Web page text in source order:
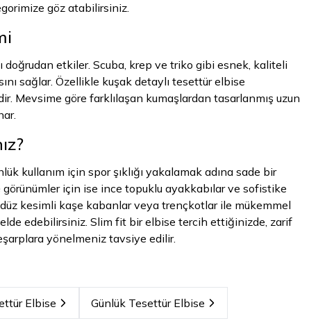
göz atabilirsiniz.
doğrudan etkiler. Scuba, krep ve triko gibi esnek, kaliteli
sağlar. Özellikle kuşak detaylı tesettür elbise
Mevsime göre farklılaşan kumaşlardan tasarlanmış uzun
kullanım için spor şıklığı yakalamak adına sade bir
için ise ince topuklu ayakkabılar ve sofistike
kesimli kaşe kabanlar veya trençkotlar ile mükemmel
edebilirsiniz. Slim fit bir elbise tercih ettiğinizde, zarif
yönelmeniz tavsiye edilir.
Elbise Günlük Tesettür Elbise